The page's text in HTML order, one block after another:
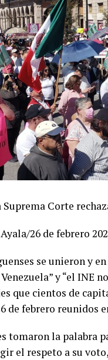
Corte
26 de febrero
se unieron y
y “el INE
que cientos de
de febrero reunidos
tomaron la palabra
el respeto a su